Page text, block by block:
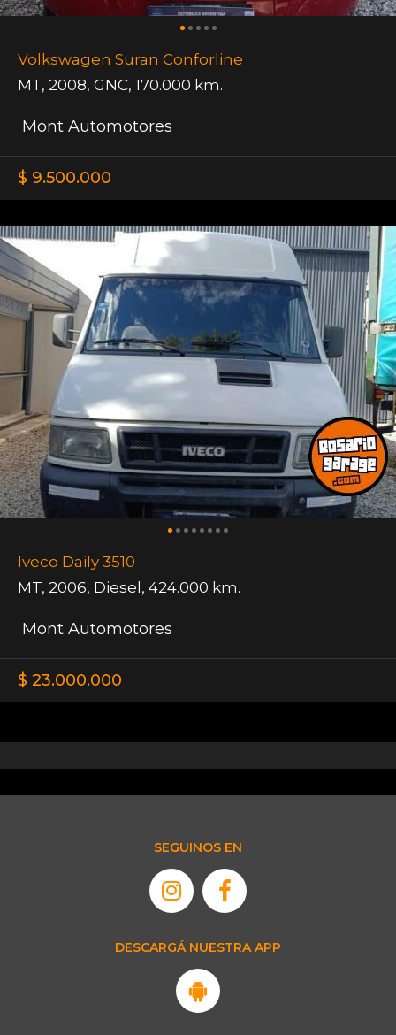
Volkswagen Suran Conforline
MT, 2008, GNC, 170.000 km.
Mont Automotores
$ 9.500.000
Iveco Daily 3510
MT, 2006, Diesel, 424.000 km.
Mont Automotores
$ 23.000.000
SEGUINOS EN
DESCARGÁ NUESTRA APP